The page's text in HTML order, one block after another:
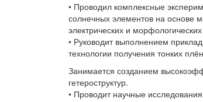
• Проводил комплексные
солнечных элементов на основе
электрических и морфологических
• Руководит выполнением
технологии получения тонких
Занимается созданием
гетероструктур.
• Проводит научные